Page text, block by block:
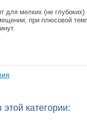
для мелких (не глубоких)
при плюсовой
категории: